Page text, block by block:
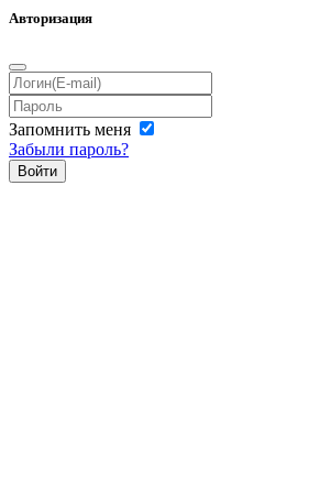
Авторизация
Запомнить меня
Забыли пароль?
Войти